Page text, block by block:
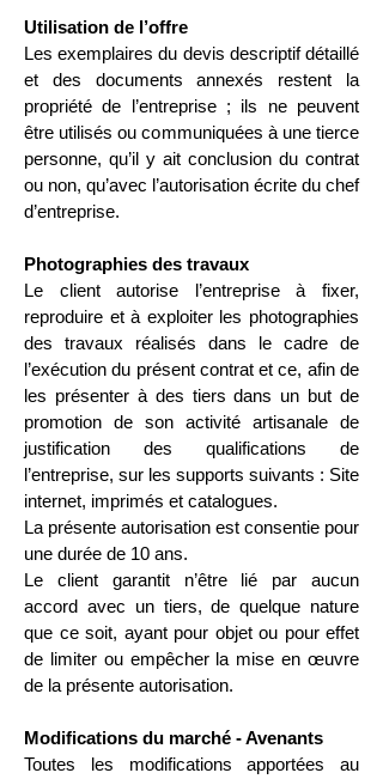
Utilisation de l’offre
Les exemplaires du devis descriptif détaillé
et des documents annexés restent la
propriété de l’entreprise ; ils ne peuvent
être utilisés ou communiquées à une tierce
personne, qu’il y ait conclusion du contrat
ou non, qu’avec l’autorisation écrite du chef
d’entreprise.
Photographies des travaux
Le client autorise l’entreprise à fixer,
reproduire et à exploiter les photographies
des travaux réalisés dans le cadre de
l’exécution du présent contrat et ce, afin de
les présenter à des tiers dans un but de
promotion de son activité artisanale de
justification des qualifications de
l’entreprise, sur les supports suivants : Site
internet, imprimés et catalogues.
La présente autorisation est consentie pour
une durée de 10 ans.
Le client garantit n’être lié par aucun
accord avec un tiers, de quelque nature
que ce soit, ayant pour objet ou pour effet
de limiter ou empêcher la mise en œuvre
de la présente autorisation.
Modifications du marché - Avenants
Toutes les modifications apportées au